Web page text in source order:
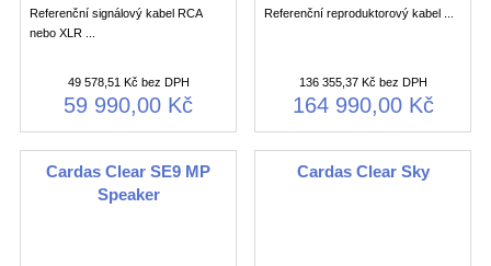
Referenční signálový kabel RCA
nebo XLR ...
49 578,51 Kč bez DPH
59 990,00 Kč
Referenční reproduktorový kabel ...
136 355,37 Kč bez DPH
164 990,00 Kč
Cardas Clear SE9 MP
Speaker
Cardas Clear Sky